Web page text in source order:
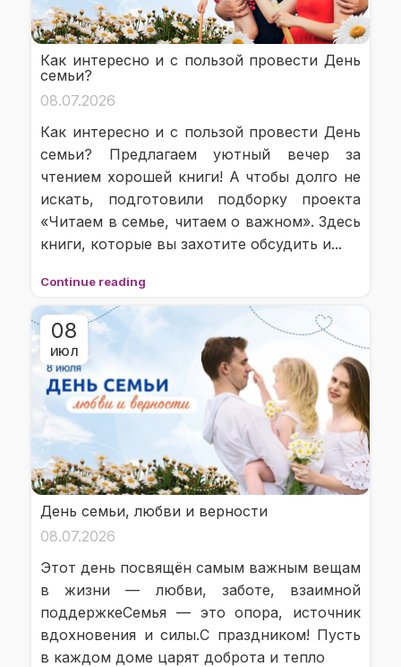
Как интересно и с пользой провести День
семьи?
08.07.2026
Как интересно и с пользой провести День
семьи? Предлагаем уютный вечер за
чтением хорошей книги! А чтобы долго не
искать, подготовили подборку проекта
«Читаем в семье, читаем о важном». Здесь
книги, которые вы захотите обсудить и...
Continue reading
08
ИЮЛ
День семьи, любви и верности
08.07.2026
Этот день посвящён самым важным вещам
в жизни — любви, заботе, взаимной
поддержкеСемья — это опора, источник
вдохновения и силы.С праздником! Пусть
в каждом доме царят доброта и тепло